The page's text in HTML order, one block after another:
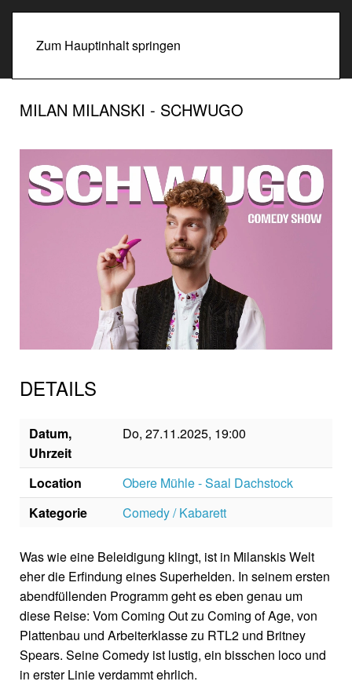
Zum Hauptinhalt springen
MILAN MILANSKI - SCHWUGO
Was wie eine Beleidigung klingt, ist in Milanskis Welt
eher die Erfindung eines Superhelden. In seinem ersten
abendfüllenden Programm geht es eben genau um
diese Reise: Vom Coming Out zu Coming of Age, von
Plattenbau und Arbeiterklasse zu RTL2 und Britney
Spears. Seine Comedy ist lustig, ein bisschen loco und
in erster Linie verdammt ehrlich.
DETAILS
Datum,
Uhrzeit
Do, 27.11.2025, 19:00
Location
Obere Mühle - Saal Dachstock
Kategorie
Comedy / Kabarett